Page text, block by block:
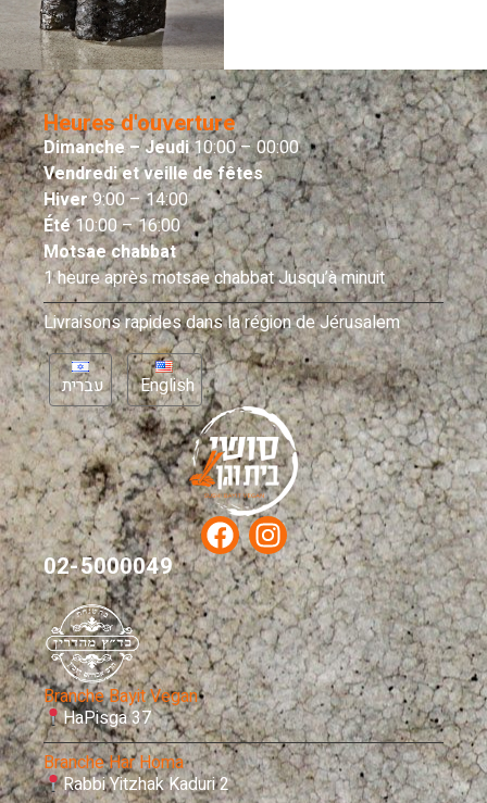
Heures d'ouverture
Dimanche – Jeudi10:00 – 00:00
Vendredi et veille de fêtes
Hiver9:00 – 14:00
Été10:00 – 16:00
Motsae chabbat
1 heure après motsae chabbat Jusqu’à minuit
Livraisons rapides dans la région de Jérusalem
עברית English
02-5000049
Branche Bayit Vegan
HaPisga 37
Branche Har Homa
Rabbi Yitzhak Kaduri 2